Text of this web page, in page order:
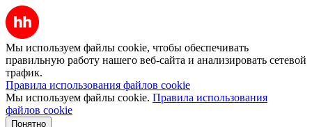
Мы используем файлы cookie, чтобы обеспечивать
правильную работу нашего веб-сайта и анализировать сетевой
трафик.
Правила использования файлов cookie
Мы используем файлы cookie. Правила использования
файлов cookie
Понятно